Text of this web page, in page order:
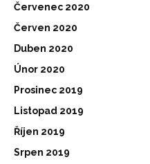
Červenec 2020
Červen 2020
Duben 2020
Únor 2020
Prosinec 2019
Listopad 2019
Říjen 2019
Srpen 2019